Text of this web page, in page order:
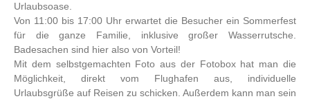
Urlaubsoase.
Von 11:00 bis 17:00 Uhr erwartet die Besucher ein Sommerfest
für die ganze Familie, inklusive großer Wasserrutsche.
Badesachen sind hier also von Vorteil!
Mit dem selbstgemachten Foto aus der Fotobox hat man die
Möglichkeit, direkt vom Flughafen aus, individuelle
Urlaubsgrüße auf Reisen zu schicken. Außerdem kann man sein